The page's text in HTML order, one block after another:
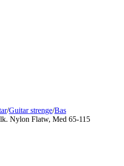
/Guitar strenge/Bas
Nylon Flatw, Med 65-115